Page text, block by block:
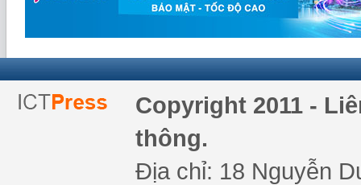
Copyright 2011 -
thông.
Địa chỉ: 18 Nguyễn